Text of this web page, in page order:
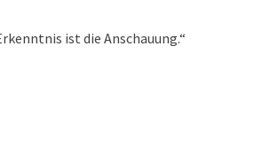
ist die Anschauung.“